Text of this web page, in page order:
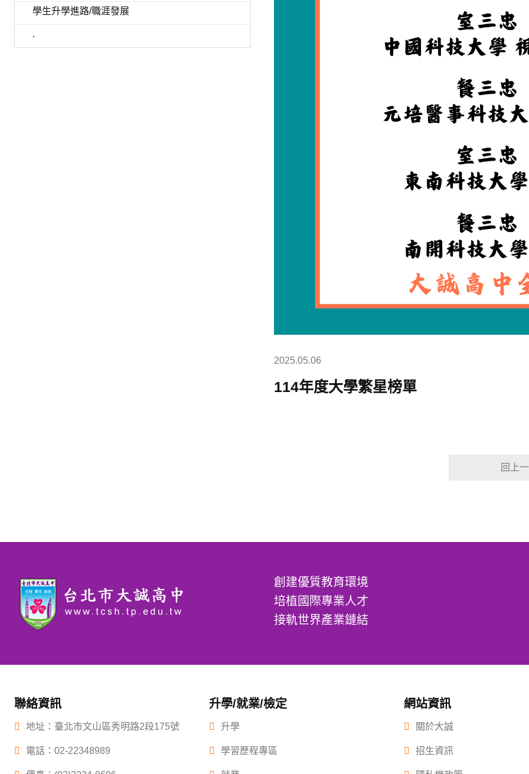
學生升學進路/職涯發展
.
2025.05.06
114年度大學繁星榜單
回上
創建優質教育環境
培植國際專業人才
接軌世界產業鏈結
聯絡資訊
地址：臺北市文山區秀明路2段175號
電話： 02-22348989
升學/就業/檢定
升學
學習歷程專區
網站資訊
關於大誠
招生資訊